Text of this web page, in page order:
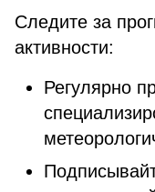
Следите за
активности:
Регулярно